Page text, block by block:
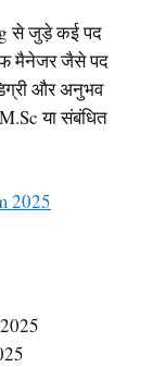
से जुड़े कई पद
मैनेजर जैसे पद
और अनुभव
या संबंधित
2025